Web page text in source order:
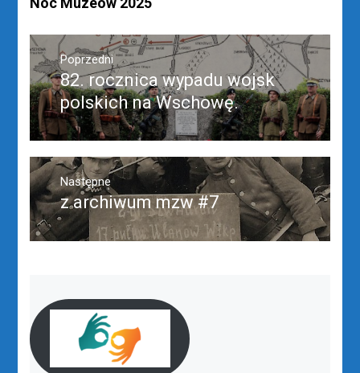
Nawigacja
wpisuPoprzedni
Poprzedni
wpis:
82. rocznica wypadu wojsk
polskich na Wschowę.
Następne
Następny
post:
z archiwum mzw #7